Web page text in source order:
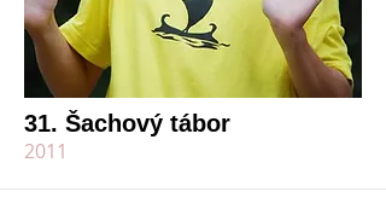
31. Šachový tábor
2011